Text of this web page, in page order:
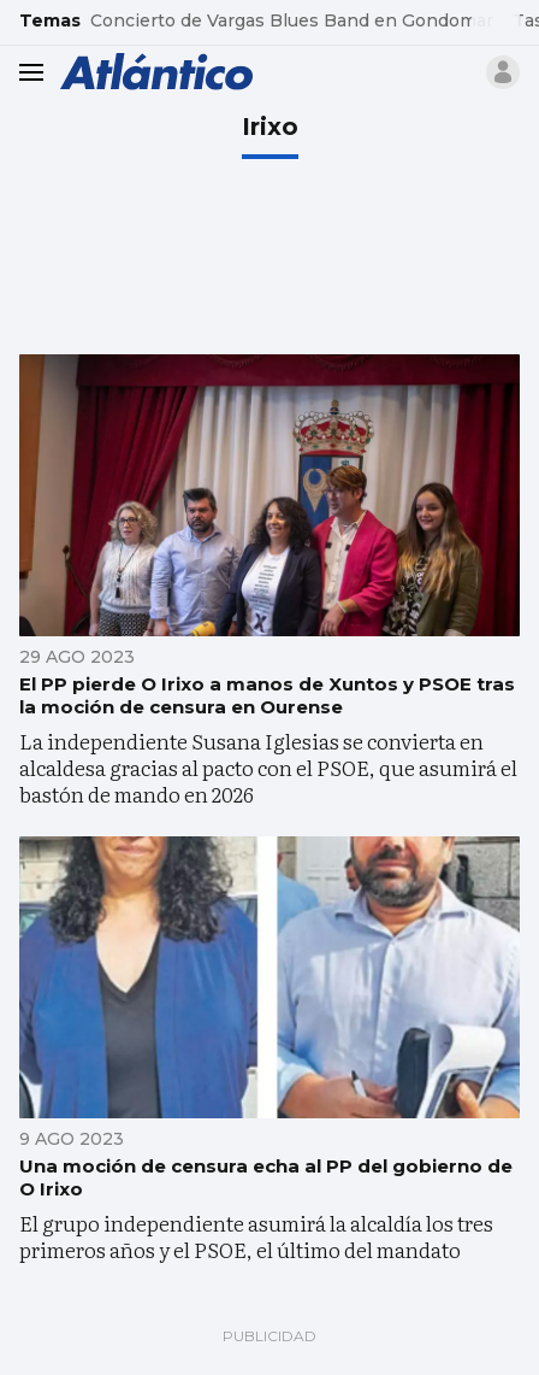
common.go-to-content
Temas Concierto de Vargas Blues Band en Gondomar
header.menu.open
Irixo
29 AGO 2023
El PP pierde O Irixo a manos de Xuntos y PSOE tras
la moción de censura en Ourense
La independiente Susana Iglesias se convierta en
alcaldesa gracias al pacto con el PSOE, que asumirá el
bastón de mando en 2026
9 AGO 2023
Una moción de censura echa al PP del gobierno de
O Irixo
El grupo independiente asumirá la alcaldía los tres
primeros años y el PSOE, el último del mandato